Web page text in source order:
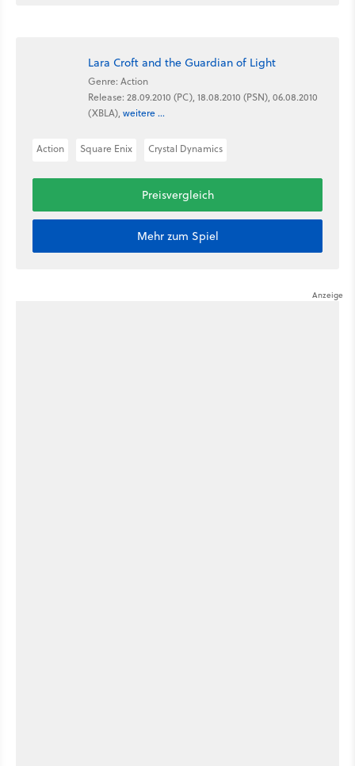
Lara Croft and the Guardian of Light
Genre: Action
Release: 28.09.2010 (PC), 18.08.2010 (PSN), 06.08.2010
(XBLA), weitere ...
Action Square Enix Crystal Dynamics
Preisvergleich
Mehr zum Spiel